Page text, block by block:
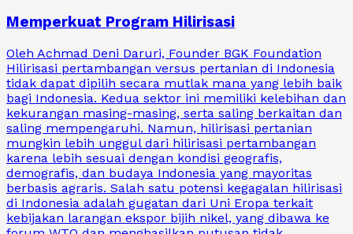
Memperkuat Program Hilirisasi
Oleh Achmad Deni Daruri, Founder BGK Foundation
Hilirisasi pertambangan versus pertanian di Indonesia
tidak dapat dipilih secara mutlak mana yang lebih baik
bagi Indonesia. Kedua sektor ini memiliki kelebihan dan
kekurangan masing-masing, serta saling berkaitan dan
saling mempengaruhi. Namun, hilirisasi pertanian
mungkin lebih unggul dari hilirisasi pertambangan
karena lebih sesuai dengan kondisi geografis,
demografis, dan budaya Indonesia yang mayoritas
berbasis agraris. Salah satu potensi kegagalan hilirisasi
di Indonesia adalah gugatan dari Uni Eropa terkait
kebijakan larangan ekspor bijih nikel, yang dibawa ke